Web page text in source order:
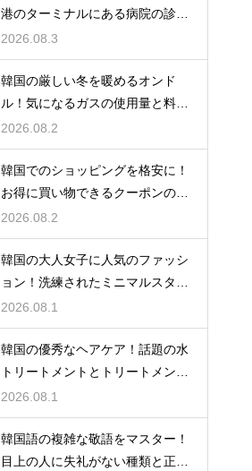
港のターミナルにある病院の診療
時間
2026.08.3
韓国の厳しい冬を暖めるオンド
ル！気になるガスの使用量と料金
の目安
2026.08.2
韓国でのショッピングを格安に！
お得に買い物できるクーポンの賢
い探し方
2026.08.2
韓国の大人女子に人気のファッシ
ョン！洗練されたミニマルスタイ
ルの特徴
2026.08.1
韓国の優秀なヘアケア！話題の水
トリートメントとトリートメント
の使い分け
2026.08.1
韓国語の複雑な敬語をマスター！
目上の人に失礼がない種類と正し